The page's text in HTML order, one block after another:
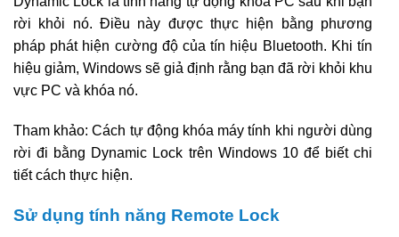
rời khỏi nó. Điều này được thực hiện bằng phương
pháp phát hiện cường độ của tín hiệu Bluetooth. Khi tín
hiệu giảm, Windows sẽ giả định rằng bạn đã rời khỏi khu
vực PC và khóa nó.
Tham khảo: Cách tự động khóa máy tính khi người dùng
rời đi bằng Dynamic Lock trên Windows 10 để biết chi
tiết cách thực hiện.
Sử dụng tính năng Remote Lock